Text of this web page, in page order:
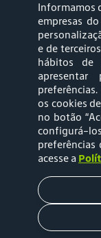
Mapa
Política de
Informamos
empresas
e de
hábitos de
apresentar
os cookies
no botão
configurá-
preferências
acesse a